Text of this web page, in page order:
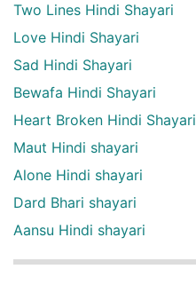
Two Lines Hindi Shayari
Love Hindi Shayari
Sad Hindi Shayari
Bewafa Hindi Shayari
Heart Broken Hindi Shayari
Maut Hindi shayari
Alone Hindi shayari
Dard Bhari shayari
Aansu Hindi shayari